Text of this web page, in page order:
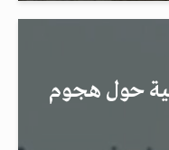
حول هجوم